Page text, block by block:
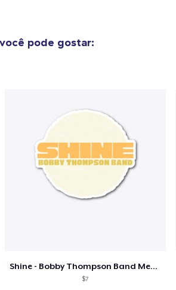
pode gostar:
Shine - Bobby Thompson Band Merch
$7